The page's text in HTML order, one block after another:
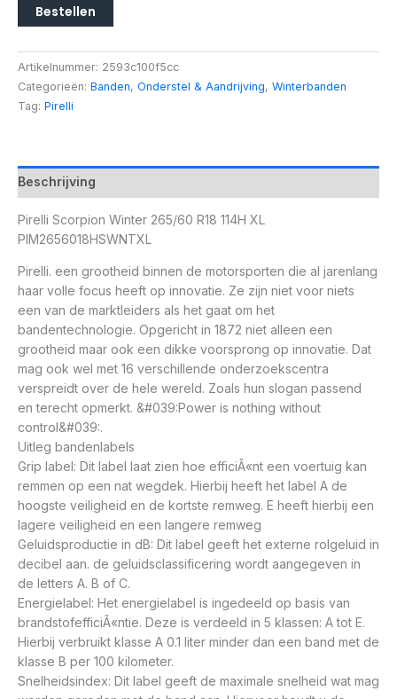
Bestellen
Artikelnummer: 2593c100f5cc
Categorieën: Banden, Onderstel & Aandrijving, Winterbanden
Tag: Pirelli
Beschrijving
Pirelli Scorpion Winter 265/60 R18 114H XL
PIM2656018HSWNTXL
Pirelli. een grootheid binnen de motorsporten die al jarenlang
haar volle focus heeft op innovatie. Ze zijn niet voor niets
een van de marktleiders als het gaat om het
bandentechnologie. Opgericht in 1872 niet alleen een
grootheid maar ook een dikke voorsprong op innovatie. Dat
mag ook wel met 16 verschillende onderzoekscentra
verspreidt over de hele wereld. Zoals hun slogan passend
en terecht opmerkt. &#039:Power is nothing without
control&#039:.
Uitleg bandenlabels
Grip label: Dit label laat zien hoe efficiÃ«nt een voertuig kan
remmen op een nat wegdek. Hierbij heeft het label A de
hoogste veiligheid en de kortste remweg. E heeft hierbij een
lagere veiligheid en een langere remweg
Geluidsproductie in dB: Dit label geeft het externe rolgeluid in
decibel aan. de geluidsclassificering wordt aangegeven in
de letters A. B of C.
Energielabel: Het energielabel is ingedeeld op basis van
brandstofefficiÃ«ntie. Deze is verdeeld in 5 klassen: A tot E.
Hierbij verbruikt klasse A 0.1 liter minder dan een band met de
klasse B per 100 kilometer.
Snelheidsindex: Dit label geeft de maximale snelheid wat mag